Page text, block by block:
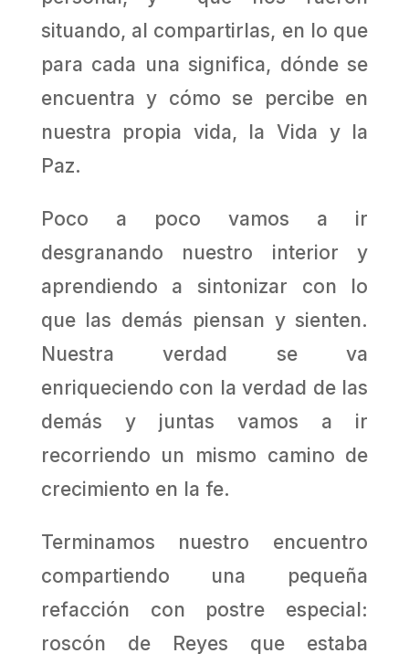
situando, al compartirlas, en lo que
para cada una significa, dónde se
encuentra y cómo se percibe en
nuestra propia vida, la Vida y la
Paz.
Poco a poco vamos a ir
desgranando nuestro interior y
aprendiendo a sintonizar con lo
que las demás piensan y sienten.
Nuestra verdad se va
enriqueciendo con la verdad de las
demás y juntas vamos a ir
recorriendo un mismo camino de
crecimiento en la fe.
Terminamos nuestro encuentro
compartiendo una pequeña
refacción con postre especial:
roscón de Reyes que estaba